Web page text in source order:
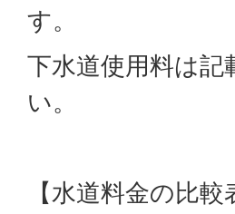
す。
下水道使用料は
い。
【水道料金の比